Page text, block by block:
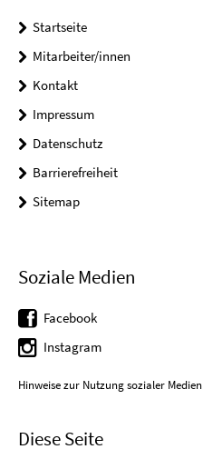
Startseite
Mitarbeiter/innen
Kontakt
Impressum
Datenschutz
Barrierefreiheit
Sitemap
Soziale Medien
Facebook
Instagram
Hinweise zur Nutzung sozialer Medien
Diese Seite